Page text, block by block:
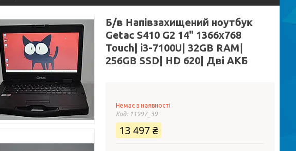
Б/в Напівзахищений ноутбук
Getac S410 G2 14" 1366x768
Touch| i3-7100U| 32GB RAM|
256GB SSD| HD 620| Дві АКБ
Немає в наявності
Код: 11997_39
13 497 ₴